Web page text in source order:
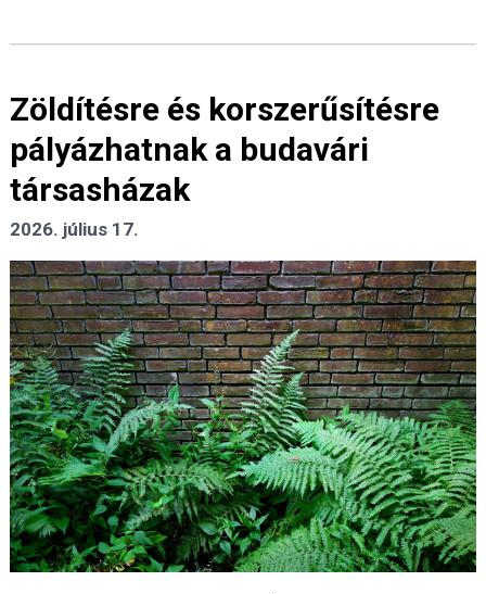
Zöldítésre és korszerűsítésre
pályázhatnak a budavári
társasházak
2026. július 17.